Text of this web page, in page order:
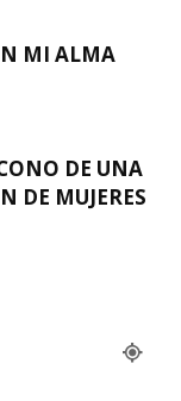
MI ALMA
DE UNA
DE MUJERES